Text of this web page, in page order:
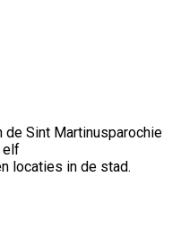
Sint Martinusparochie
elf
locaties in de stad.